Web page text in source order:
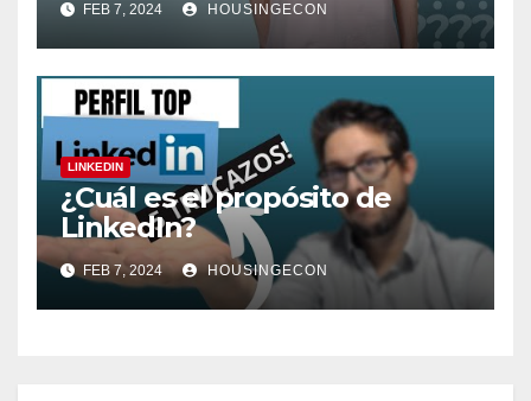
FEB 7, 2024 HOUSINGECON
LINKEDIN
¿Cuál es el propósito de
LinkedIn?
FEB 7, 2024 HOUSINGECON